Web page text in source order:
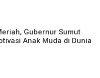
Gubernur Sumut
Anak Muda di Dunia